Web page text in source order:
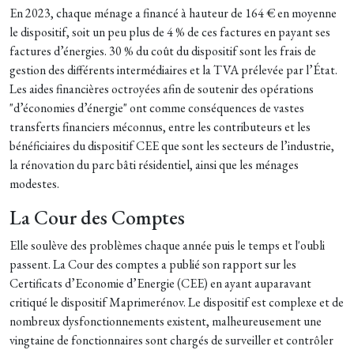
En 2023, chaque ménage afinancé à hauteur de 164 € en moyenne
le dispositif, soit un peu plus de 4 % de ces facturesen payant ses
factures d’énergies. 30 % du coût du dispositif sont les frais de
gestion des différents intermédiaires et la TVA prélevée par l’État.
Les aides financières octroyées afin de soutenir des opérations
"d’économies d’énergie" ont comme conséquences de vastes
transferts financiers méconnus, entre les contributeurs et les
bénéficiaires du dispositif CEE que sont les secteurs de l’industrie,
la rénovation du parc bâti résidentiel, ainsi que les ménages
modestes.
La Cour des Comptes
Elle soulève des problèmes chaque année puis le temps et l'oubli
passent. La Cour des comptes a publié son rapport sur les
Certificats d’Economie d’Energie (CEE) en ayant auparavant
critiqué le dispositif Maprimerénov. Le dispositif est complexe et de
nombreux dysfonctionnements existent, malheureusement une
vingtaine de fonctionnaires sont chargés de surveiller et contrôler